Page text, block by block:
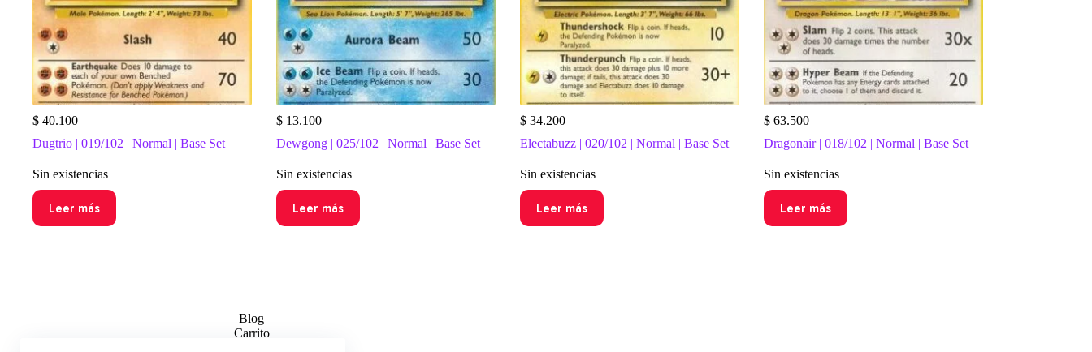
$ 40.100
Dugtrio | 019/102 | Normal | Base Set
Sin existencias
Leer más
$13.100
Dewgong | 025/102 | Normal | Base Set
Sin existencias
Leer más
$34.200
Electabuzz | 020/102 | Normal | Base Set
Sin existencias
Leer más
$63.500
Dragonair | 018/102 | Normal | Base Set
Sin existencias
Leer más
Blog
Carrito